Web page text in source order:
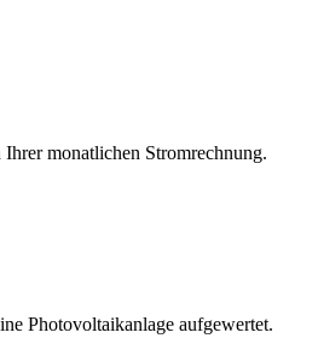
Ihrer monatlichen Stromrechnung.
Photovoltaikanlage aufgewertet.